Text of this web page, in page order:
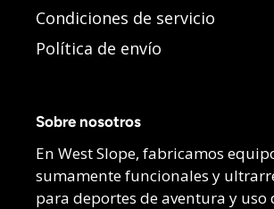
Condiciones de servicio
Política de envío
Sobre nosotros
En West Slope, fabricamos
sumamente funcionales y
para deportes de aventura y uso